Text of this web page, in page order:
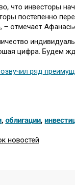
что инвесторы
постепенно
– отмечает
цифра. Будем
ряд
, облигации,
новостей